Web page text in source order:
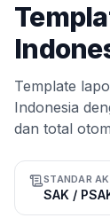
Template
Indonesia
dan total
STANDAR
SAK /